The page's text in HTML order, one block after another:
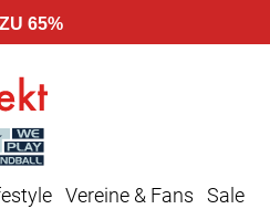
65%
Vereine & Fans Sale